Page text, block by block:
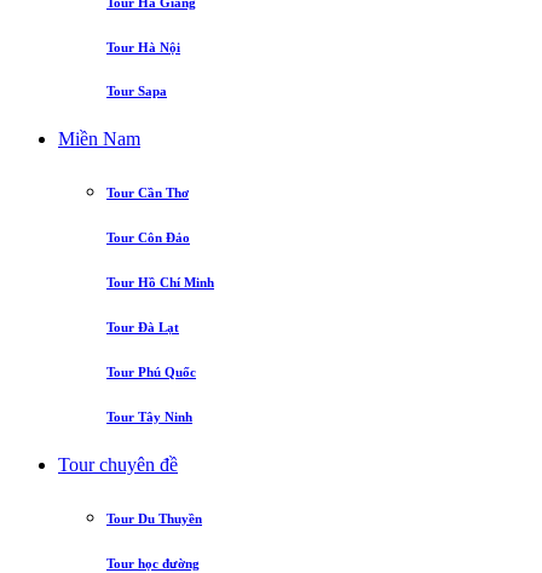
Tour Hà Nội
Tour Sapa
Miền Nam
Tour Cần Thơ
Tour Côn Đảo
Tour Hồ Chí Minh
Tour Đà Lạt
Tour Phú Quốc
Tour Tây Ninh
Tour chuyên đề
Tour Du Thuyền
Tour học đường